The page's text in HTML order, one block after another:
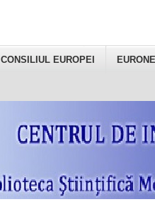
CONSILIUL EUROPEI